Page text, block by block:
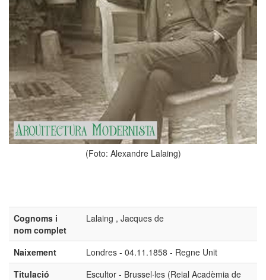
(Foto: Alexandre Lalaing)
Cognoms i
nom complet
Lalaing , Jacques de
Naixement
Londres - 04.11.1858 - Regne Unit
Titulació
Escultor - Brussel·les (Reial Acadèmia de